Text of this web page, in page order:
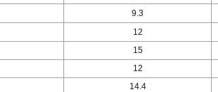
9.3
12
15
12
14.4